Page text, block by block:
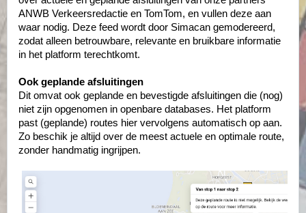
ANWB Verkeersredactie en TomTom, en vullen deze aan
waar nodig. Deze feed wordt door Simacan gemodereerd,
zodat alleen betrouwbare, relevante en bruikbare informatie
in het platform terechtkomt.
Ook geplande afsluitingen
Dit omvat ook geplande en bevestigde afsluitingen die (nog)
niet zijn opgenomen in openbare databases. Het platform
past (geplande) routes hier vervolgens automatisch op aan.
Zo beschik je altijd over de meest actuele en optimale route,
zonder handmatig ingrijpen.